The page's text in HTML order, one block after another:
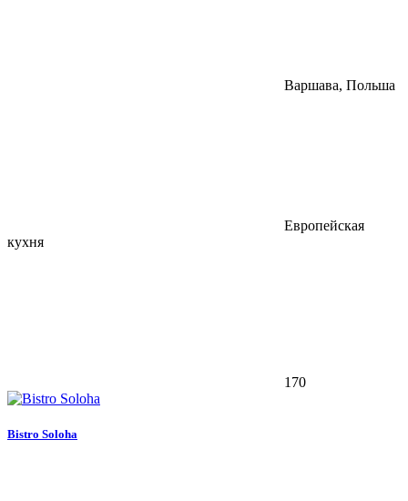
Варшава, Польша
Европейская
кухня
170
Bistro Soloha